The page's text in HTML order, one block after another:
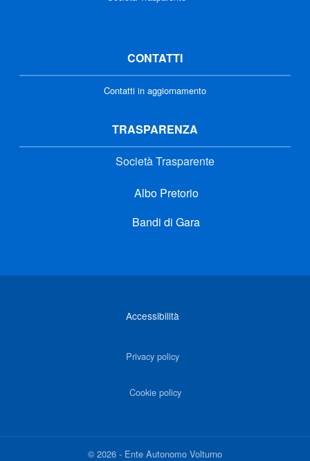
CONTATTI
Contatti in aggiornamento
TRASPARENZA
Società Trasparente
Albo Pretorio
Bandi di Gara
Accessibilità
Privacy policy
Cookie policy
©2026 - Ente Autonomo Volturno